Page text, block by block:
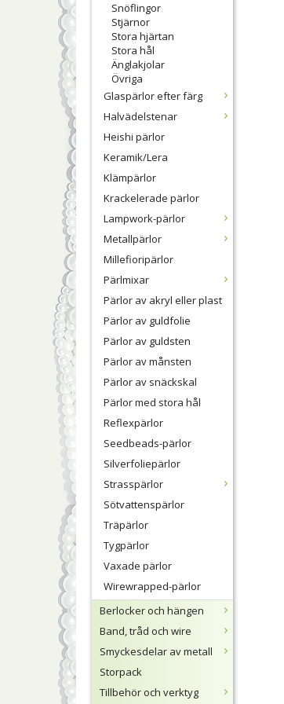
Snöflingor
Stjärnor
Stora hjärtan
Stora hål
Änglakjolar
Övriga
Glaspärlor efter färg
Halvädelstenar
Heishi pärlor
Keramik/Lera
Klämpärlor
Krackelerade pärlor
Lampwork-pärlor
Metallpärlor
Millefioripärlor
Pärlmixar
Pärlor av akryl eller plast
Pärlor av guldfolie
Pärlor av guldsten
Pärlor av månsten
Pärlor av snäckskal
Pärlor med stora hål
Reflexpärlor
Seedbeads-pärlor
Silverfoliepärlor
Strasspärlor
Sötvattenspärlor
Träpärlor
Tygpärlor
Vaxade pärlor
Wirewrapped-pärlor
Berlocker och hängen
Band, tråd och wire
Smyckesdelar av metall
Storpack
Tillbehör och verktyg